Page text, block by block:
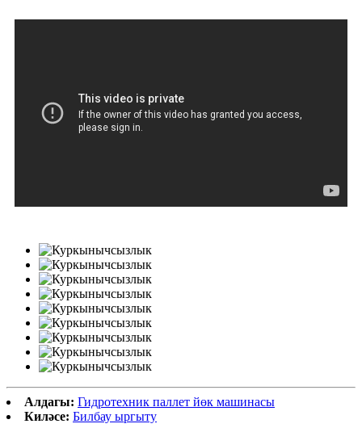
Алдагы: Гидротехник паллет йөк машинасы
Киләсе: Билбау ыргыту